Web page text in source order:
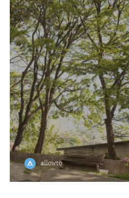
allowto